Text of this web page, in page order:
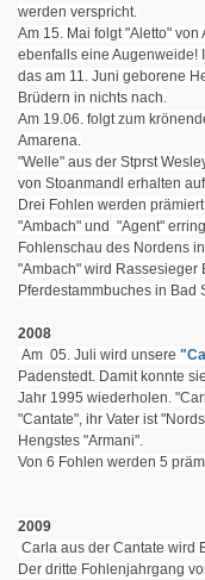
werden verspricht.
Am 15. Mai folgt "Aletto"
ebenfalls eine Augenweide!
das am 11. Juni geborene
Brüdern in nichts nach.
Am 19.06. folgt zum
Amarena.
"Welle" aus der Stprst
von Stoanmandl erhalten
Drei Fohlen werden
"Ambach" und "Agent"
Fohlenschau des Nordens
"Ambach" wird
Pferdestammbuches in Bad
2008
Am 05. Juli wird unsere
Padenstedt. Damit konnte
Jahr 1995 wiederholen.
"Cantate", ihr Vater ist
Hengstes "Armani".
Von 6 Fohlen werden 5
2009
Carla aus der Cantate wird
Der dritte Fohlenjahrgang